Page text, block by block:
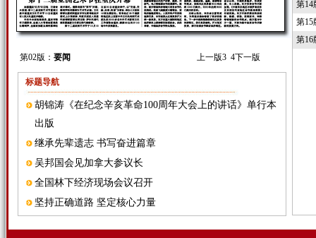
第02版： 要闻 上一版3 4下一版
标题导航
胡锦涛《在纪念辛亥革命100周年大会上的讲话》单行本
出版
继承先辈遗志 书写奋进篇章
吴邦国会见加拿大参议长
全国林下经济现场会议召开
坚持正确道路 坚定核心力量
第14
第15
第16